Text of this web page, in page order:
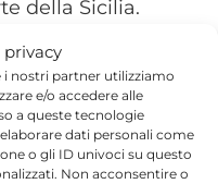
privacy
i nostri partner utilizziamo
e/o accedere alle
a queste tecnologie
dati personali come
o gli ID univoci su questo
Non acconsentire o
della Sicilia.